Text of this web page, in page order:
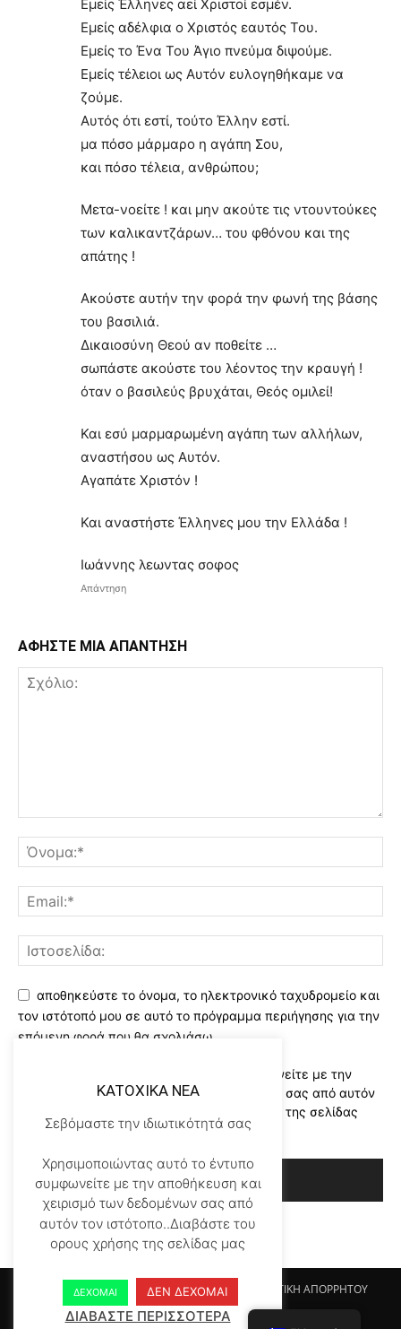
Εμείς Έλληνες αεί Χριστοί εσμέν.
Εμείς αδέλφια ο Χριστός εαυτός Του.
Εμείς το Ένα Του Άγιο πνεύμα διψούμε.
Εμείς τέλειοι ως Αυτόν ευλογηθήκαμε να
ζούμε.
Αυτός ότι εστί, τούτο Έλλην εστί.
μα πόσο μάρμαρο η αγάπη Σου,
και πόσο τέλεια, ανθρώπου;
Μετα-νοείτε ! και μην ακούτε τις ντουντούκες
των καλικαντζάρων… του φθόνου και της
απάτης !
Ακούστε αυτήν την φορά την φωνή της βάσης
του βασιλιά.
Δικαιοσύνη Θεού αν ποθείτε …
σωπάστε ακούστε του λέοντος την κραυγή !
όταν ο βασιλεύς βρυχάται, Θεός ομιλεί!
Και εσύ μαρμαρωμένη αγάπη των αλλήλων,
αναστήσου ως Αυτόν.
Αγαπάτε Χριστόν !
Και αναστήστε Έλληνες μου την Ελλάδα !
Ιωάννης λεωντας σοφος
Απάντηση
ΑΦΗΣΤΕ ΜΙΑ ΑΠΑΝΤΗΣΗ
αποθηκεύστε το όνομα, το ηλεκτρονικό ταχυδρομείο και
τον ιστότοπό μου σε αυτό το πρόγραμμα περιήγησης για την
επόμενη φορά που θα σχολιάσω.
Χρησιμοποιώντας αυτό το έντυπο συμφωνείτε με την
αποθήκευση και χειρισμό των δεδομένων σας από αυτόν
τον ιστότοπο..Διαβάστε του ορους χρήσης της σελίδας
μας*
Αρχικη KATOHIKA NEA Login Register
ΠΟΛΙΤΙΚΗ ΑΠΟΡΡΗΤΟΥ
ΟΡΟΙ ΧΡΗΣΗΣ
ΕΠΙΚΟΙΝΩΝΙΑ
KATOXIKA NEA
Σεβόμαστε την ιδιωτικότητά σας
Χρησιμοποιώντας αυτό το έντυπο
συμφωνείτε με την αποθήκευση και
χειρισμό των δεδομένων σας από
αυτόν τον ιστότοπο..Διαβάστε του
ορους χρήσης της σελίδας μας
ΔΕΧΟΜΑΙ ΔΕΝ ΔΕΧΟΜΑΙ
ΔΙΑΒΑΣΤΕ ΠΕΡΙΣΣΟΤΕΡΑ